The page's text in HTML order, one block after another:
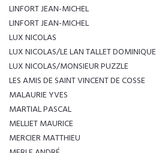
LINFORT JEAN-MICHEL
LINFORT JEAN-MICHEL
LUX NICOLAS
LUX NICOLAS/LE LAN TALLET DOMINIQUE
LUX NICOLAS/MONSIEUR PUZZLE
LES AMIS DE SAINT VINCENT DE COSSE
MALAURIE YVES
MARTIAL PASCAL
MELLIET MAURICE
MERCIER MATTHIEU